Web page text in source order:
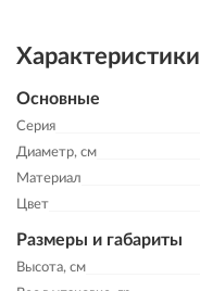
Характеристики
Основные
Серия
Диаметр, см
Материал
Цвет
Размеры и габариты
Высота, см